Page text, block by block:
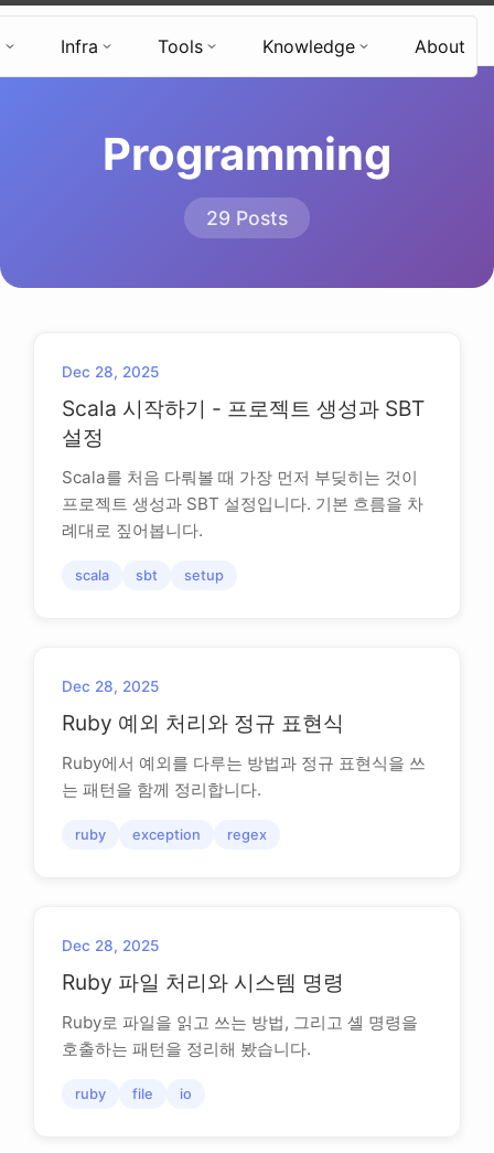
Hyun's Tech Blog
Infra Tools Knowledge About
Programming
29 Posts
Dec 28, 2025
Scala 시작하기 - 프로젝트 생성과 SBT
설정
Scala를 처음 다뤄볼 때 가장 먼저 부딪히는 것이
프로젝트 생성과 SBT 설정입니다. 기본 흐름을 차
례대로 짚어봅니다.
scala sbt setup
Dec 28, 2025
Ruby 예외 처리와 정규 표현식
Ruby에서 예외를 다루는 방법과 정규 표현식을 쓰
는 패턴을 함께 정리합니다.
ruby exception regex
Dec 28, 2025
Ruby 파일 처리와 시스템 명령
Ruby로 파일을 읽고 쓰는 방법, 그리고 셸 명령을
호출하는 패턴을 정리해 봤습니다.
ruby file io